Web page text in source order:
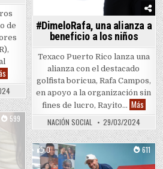
de
Expertos en energía abordan el tema de la
#DimeloRafa, una alianza a
beneficio a los niños
Texaco Puerto Rico lanza una
alianza con el destacado
golfista boricua, Rafa Campos,
en apoyo a la organización sin
fines de lucro, Rayito… Más
NACIÓN SOCIAL 29/03/2024
599
0 611
Posted in